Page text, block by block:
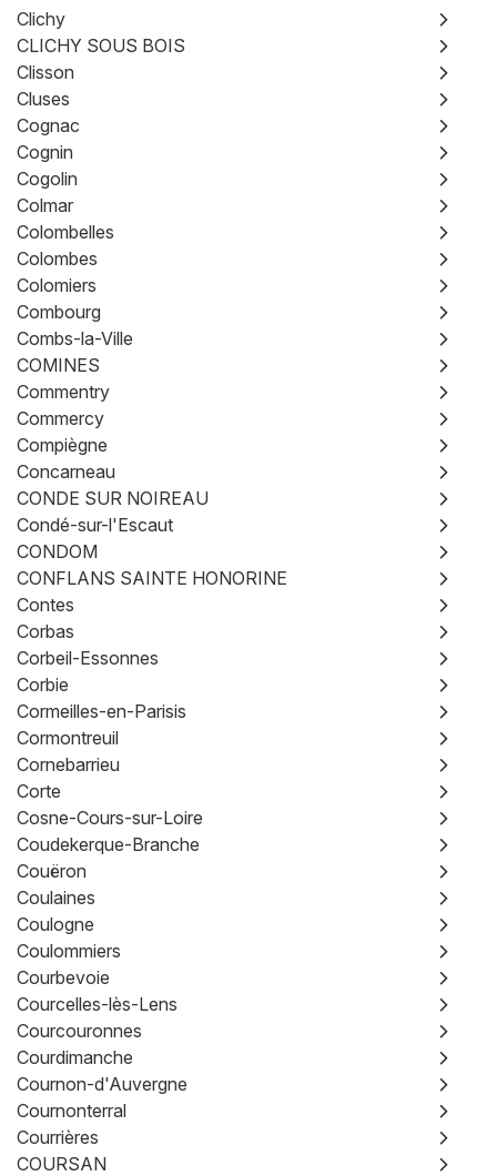
Clichy
CLICHY SOUS BOIS
Clisson
Cluses
Cognac
Cognin
Cogolin
Colmar
Colombelles
Colombes
Colomiers
Combourg
Combs-la-Ville
COMINES
Commentry
Commercy
Compiègne
Concarneau
CONDE SUR NOIREAU
Condé-sur-l'Escaut
CONDOM
CONFLANS SAINTE HONORINE
Contes
Corbas
Corbeil-Essonnes
Corbie
Cormeilles-en-Parisis
Cormontreuil
Cornebarrieu
Corte
Cosne-Cours-sur-Loire
Coudekerque-Branche
Couëron
Coulaines
Coulogne
Coulommiers
Courbevoie
Courcelles-lès-Lens
Courcouronnes
Courdimanche
Cournon-d'Auvergne
Cournonterral
Courrières
COURSAN